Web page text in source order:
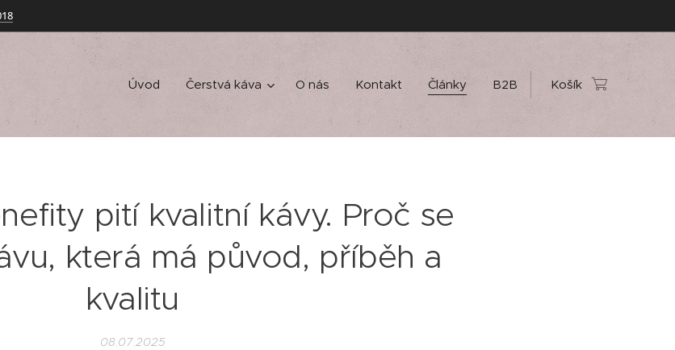
Úvod Čerstvá káva O nás Kontakt Články B2B Košík
pití kvalitní kávy. Proč se
která má původ, příběh a
kvalitu
08.07.2025